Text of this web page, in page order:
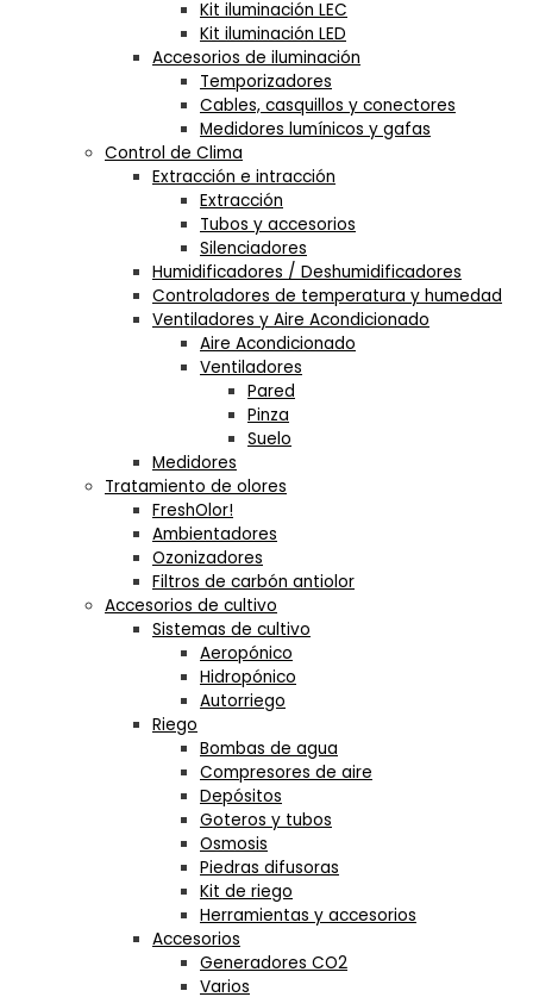
Kit iluminación LEC
Kit iluminación LED
Accesorios de iluminación
Temporizadores
Cables, casquillos y conectores
Medidores lumínicos y gafas
Control de Clima
Extracción e intracción
Extracción
Tubos y accesorios
Silenciadores
Humidificadores / Deshumidificadores
Controladores de temperatura y humedad
Ventiladores y Aire Acondicionado
Aire Acondicionado
Ventiladores
Pared
Pinza
Suelo
Medidores
Tratamiento de olores
FreshOlor!
Ambientadores
Ozonizadores
Filtros de carbón antiolor
Accesorios de cultivo
Sistemas de cultivo
Aeropónico
Hidropónico
Autorriego
Riego
Bombas de agua
Compresores de aire
Depósitos
Goteros y tubos
Osmosis
Piedras difusoras
Kit de riego
Herramientas y accesorios
Accesorios
Generadores CO2
Varios